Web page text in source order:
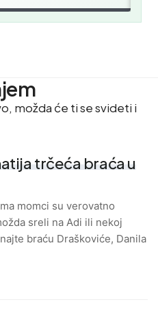
možda će ti se svideti i
trčeća braća u
momci su verovatno
sreli na Adi ili nekoj
braću Draškoviće, Danila